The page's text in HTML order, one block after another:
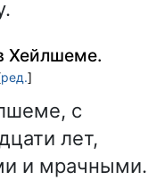
Хейлшеме.
ред.]
с
лет,
и мрачными.